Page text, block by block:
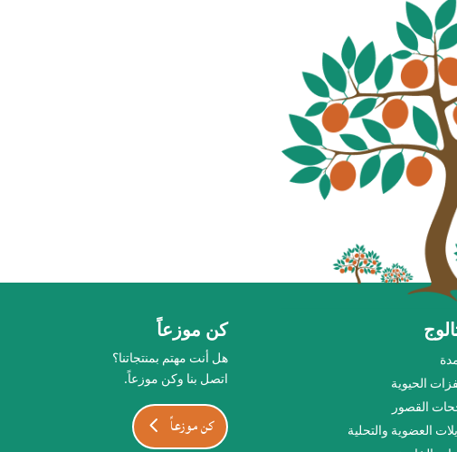
كن موزعاً
هل أنت مهتم بمنتجاتنا؟
اتصل بنا وكن موزعاً.
كن موزعاً
الحيوية
القصور
العضوية والتحلية